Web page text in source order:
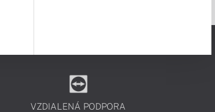
VZDIALENÁ PODPORA